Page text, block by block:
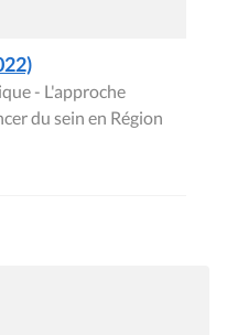
- L'approche
du sein en Région